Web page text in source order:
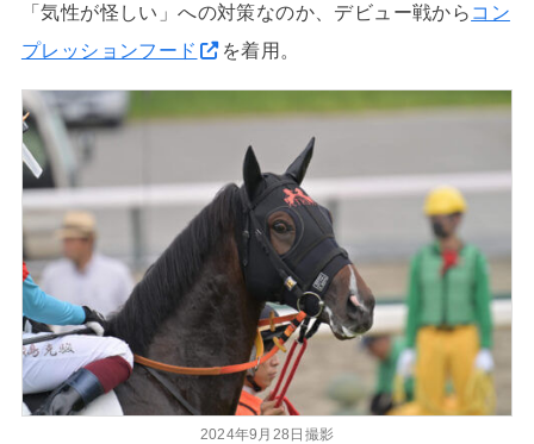
「気性が怪しい」への対策なのか、デビュー戦から コン
プレッションフード
を着用。
2024年9月28日撮影